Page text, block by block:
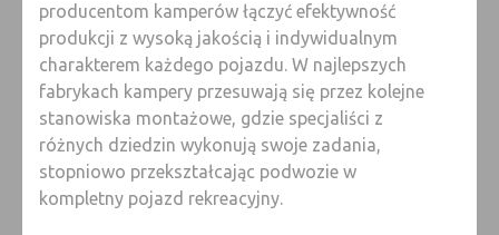
producentom kamperów łączyć efektywność
produkcji z wysoką jakością i indywidualnym
charakterem każdego pojazdu. W najlepszych
fabrykach kampery przesuwają się przez kolejne
stanowiska montażowe, gdzie specjaliści z
różnych dziedzin wykonują swoje zadania,
stopniowo przekształcając podwozie w
kompletny pojazd rekreacyjny.